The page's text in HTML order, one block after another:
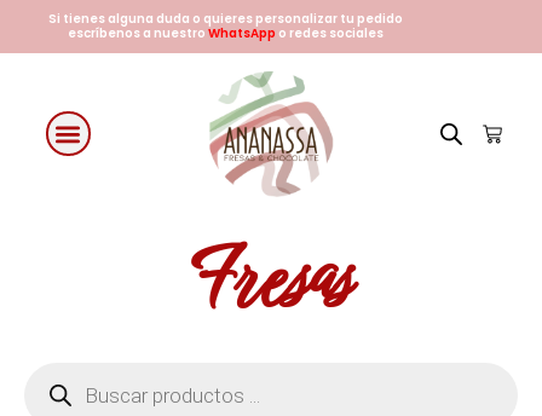
al
Si tienes alguna duda o quieres personalizar tu pedido
escríbenos a nuestro WhatsApp o redes sociales
Cart
Fresas
productos